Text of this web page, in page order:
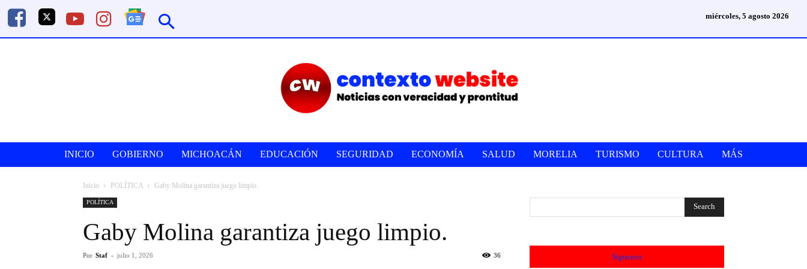
miércoles, 5 agosto 2026
INICIO GOBIERNO MICHOACÁN EDUCACIÓN SEGURIDAD ECONOMÍA SALUD MORELIA TURISMO CULTURA MÁS
Inicio POLÍTICA Gaby Molina garantiza juego limpio.
POLÍTICA
Gaby Molina garantiza juego limpio.
Por Staf - julio 1, 2026 36 Síguenos